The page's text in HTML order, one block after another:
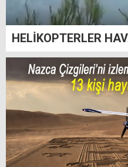
HELİKOPTERLER